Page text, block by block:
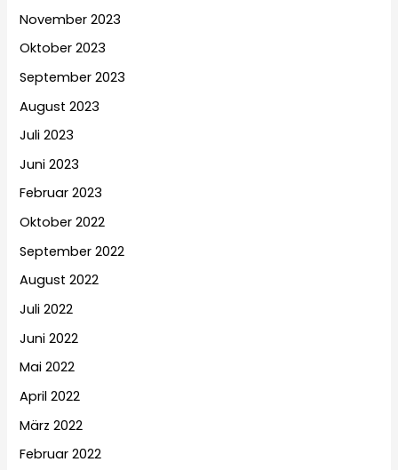
November 2023
Oktober 2023
September 2023
August 2023
Juli 2023
Juni 2023
Februar 2023
Oktober 2022
September 2022
August 2022
Juli 2022
Juni 2022
Mai 2022
April 2022
März 2022
Februar 2022